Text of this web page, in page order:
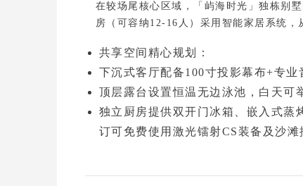
在较场尾核心区域， 「屿海时光」独栋别墅
房（可容纳12-16人）采用 智能家居系统
共享空间精心规划
：
下沉式客厅配备100寸投影幕布+专业
顶层露台设置恒温无边泳池，白天可
独立厨房提供双开门冰箱、嵌入式蒸
订可免费使用 激光镭射CS装备 及沙滩